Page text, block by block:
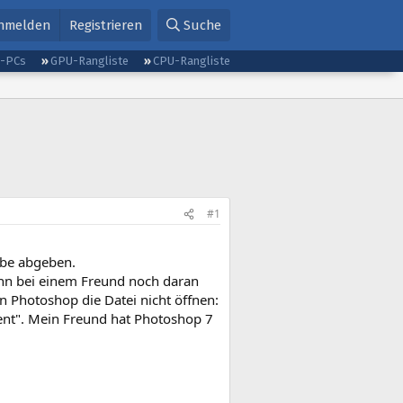
Registrieren Suche
PCs GPU-Rangliste
CPU-Rangliste
#1
abgeben.
bei einem Freund noch daran
Photoshop die Datei nicht öffnen:
Mein Freund hat Photoshop 7